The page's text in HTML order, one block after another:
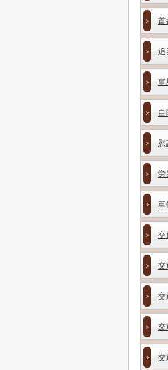
首
追
事
自
慰
労
車
交
交
交
交
交